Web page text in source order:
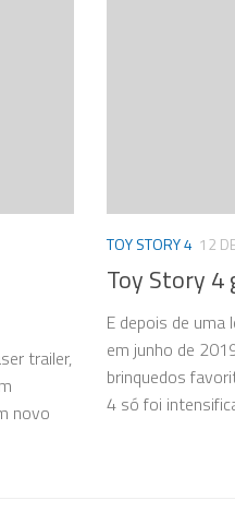
trailer,
novo
TOY STORY 4 12
Toy Story 4
E depois de uma
em junho de
brinquedos
4 só foi